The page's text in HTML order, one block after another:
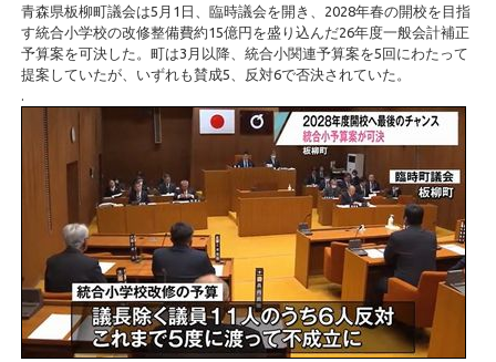
青森県板柳町議会は5月1日、臨時議会を開き、2028年春の開校を目指
す統合小学校の改修整備費約15億円を盛り込んだ26年度一般会計補正
予算案を可決した。町は3月以降、統合小関連予算案を5回にわたって
提案していたが、いずれも賛成5、反対6で否決されていた。
.